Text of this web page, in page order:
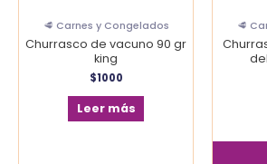
🥩 Carnes y Congelados
Churrasco de vacuno 90 gr
king
$1000
Leer más
🥩